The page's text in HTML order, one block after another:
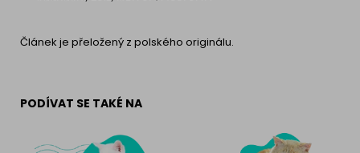
Článek je přeložený z polského originálu.
PODÍVAT SE TAKÉ NA